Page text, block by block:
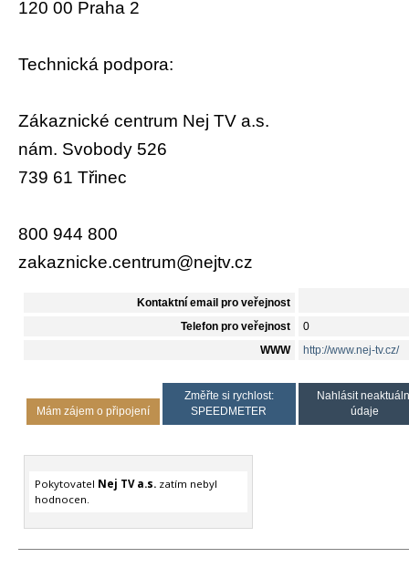
120 00 Praha 2
Technická podpora:
Zákaznické centrum Nej TV a.s.
nám. Svobody 526
739 61 Třinec
800 944 800
zakaznicke.centrum@nejtv.cz
Kontaktní email pro veřejnost
Telefon pro veřejnost 0
WWW http://www.nej-tv.cz/
Mám zájem o připojení
Změřte si rychlost:
SPEEDMETER
Nahlásit
údaje
Pokytovatel Nej TV a.s.zatím nebyl
hodnocen.